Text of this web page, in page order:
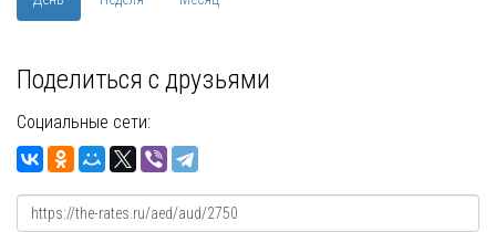
Поделиться с друзьями
Социальные сети: